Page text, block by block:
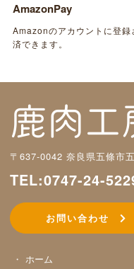
AmazonPay
Amazonのアカウントに登
済できます。
〒637-0042 奈良県五條市
TEL:0747-24-
お問い合わせ
ホーム